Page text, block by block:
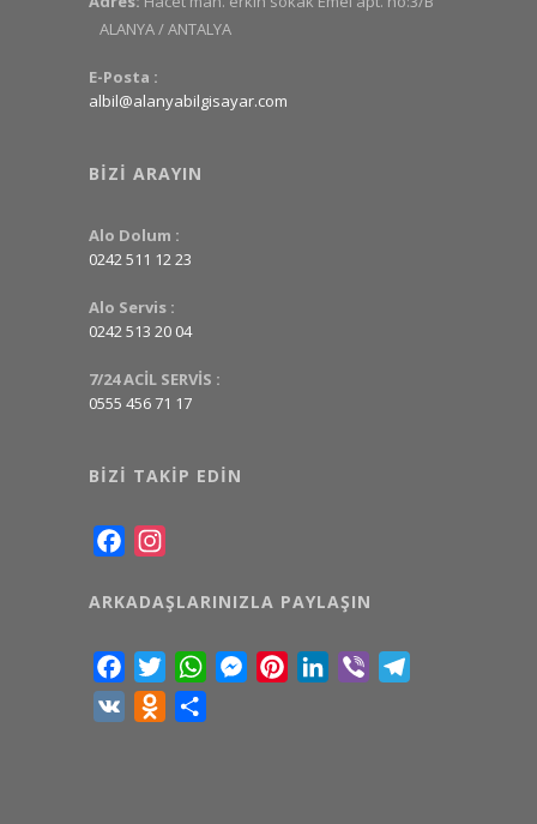
ALANYA / ANTALYA
E-Posta :
albil@alanyabilgisayar.com
BIZI ARAYIN
Alo Dolum :
0242 511 12 23
Alo Servis :
0242 513 20 04
7/24 ACİL SERVİS :
0555 456 71 17
BIZI TAKIP EDIN
Facebook
ARKADAŞLARINIZLA PAYLAŞIN
FacebookTwitterWhatsAppMessenger
PinterestLinkedIn
Viber
VK
Odnoklassniki